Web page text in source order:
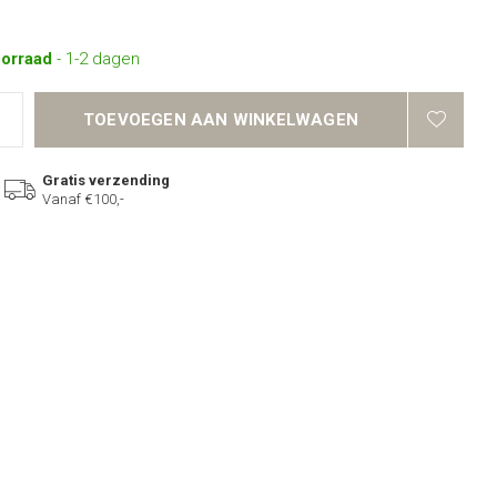
- 1-2 dagen
TOEVOEGEN AAN WINKELWAGEN
Gratis verzending
Vanaf €100,-